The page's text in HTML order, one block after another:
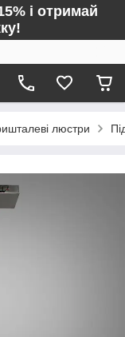
і отримай
люстри